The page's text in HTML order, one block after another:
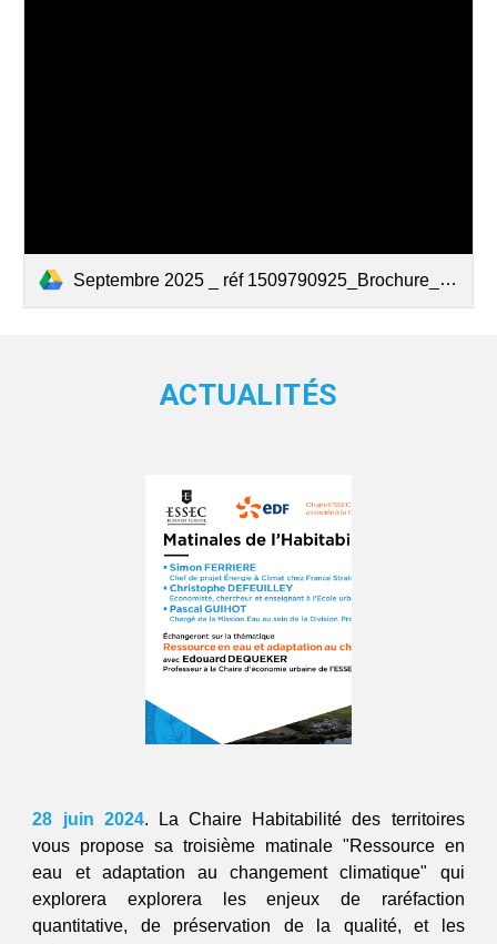
Septembre 2025 _ réf 1509790925_Brochure_Chaire économie urbaine_WEB.pdf
ACTUALITÉS
28 juin 2024. La Chaire
Habitabilité des territoires
vous proposesa troisième matinale"Ressource en
eau et adaptation au changement climatique" qui
exploreraexplorera les enjeux de raréfaction
quantitative, de préservation de la qualité, et les